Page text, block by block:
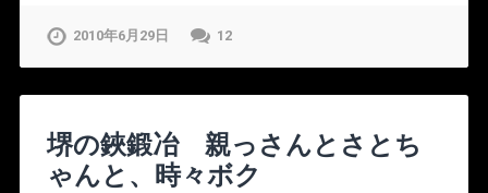
2010年6月29日 12
堺の鋏鍛冶 親っさんとさとち
ゃんと、時々ボク